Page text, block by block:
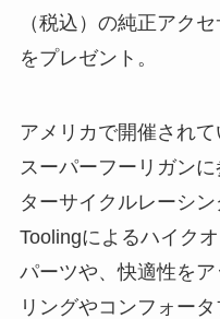
（税込）の純正アク
をプレゼント。
アメリカで開催され
スーパーフーリガン
ターサイクルレーシ
Toolingによるハイク
パーツや、快適性を
リングやコンフォー